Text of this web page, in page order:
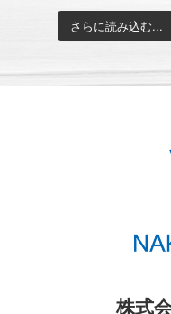
さらに読み込む...
株式